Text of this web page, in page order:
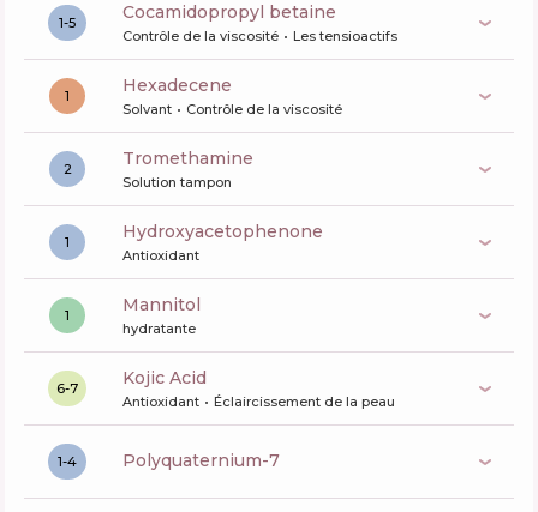
1-5 cocamidopropyl betaine
Contrôle de la viscosité Les tensioactifs
1 hexadecene
Solvant Contrôle de la viscosité
2 tromethamine
Solution tampon
1 Hydroxyacetophenone
Antioxidant
1 mannitol
hydratante
6-7 Kojic Acid
Antioxidant Éclaircissement de la peau
1-4 polyquaternium-7